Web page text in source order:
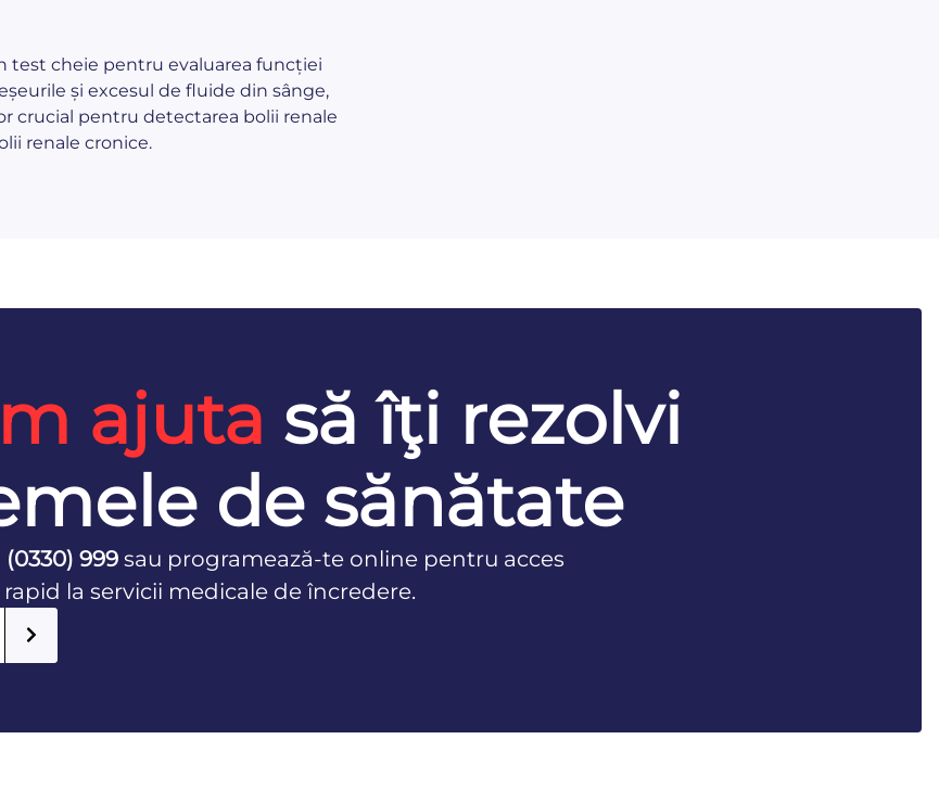
test cheie pentru evaluarea funcției
și excesul de fluide din sânge,
crucial pentru detectarea bolii renale
renale cronice.
ajuta să îţi rezolvi
de sănătate
(0330) 999 sau programează-te online pentru acces
rapid la servicii medicale de încredere.